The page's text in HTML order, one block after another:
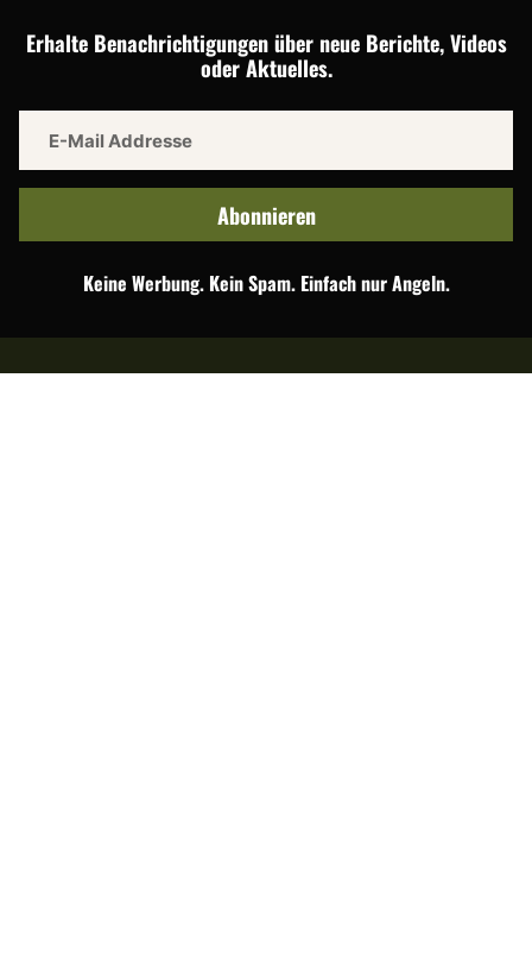
Erhalte Benachrichtigungen über neue Berichte, Videos
oder Aktuelles.
Abonnieren
Keine Werbung. Kein Spam. Einfach nur Angeln.